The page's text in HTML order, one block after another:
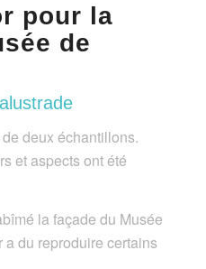
pour la
de
deux échantillons.
et aspects ont été
la façade du Musée
a du reproduire certains